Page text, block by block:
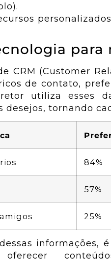
para
CRM (Customer
de contato,
utiliza esses
desejos, tornando
84%
57%
25%
informações,
oferecer